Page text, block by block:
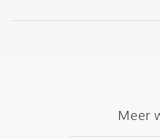
Meer